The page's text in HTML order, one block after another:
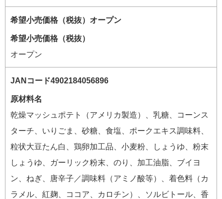
希望小売価格（税抜）
オープン
原材料名
乾燥マッシュポテト（アメリカ製造）、乳糖、コーンス
ターチ、いりごま、砂糖、食塩、ポークエキス調味料、
粒状大豆たん白、鶏卵加工品、小麦粉、しょうゆ、粉末
しょうゆ、ガーリック粉末、のり、加工油脂、ブイヨ
ン、ねぎ、唐辛子／調味料（アミノ酸等）、着色料（カ
ラメル、紅麹、ココア、カロチン）、ソルビトール、香